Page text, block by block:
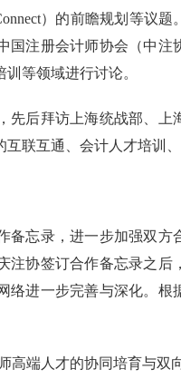
）的前瞻规划等议
国注册会计师协会（中注
等领域进行讨论。
先后拜访上海统战部、上
联互通、会计人才培训
备忘录，进一步加强双方
注协签订合作备忘录之后
络进一步完善与深化。根
高端人才的协同培育与双